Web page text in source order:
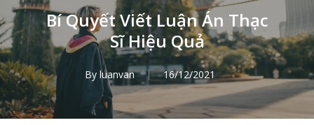
Bí Quyết Viết Luận Án Thạc
Sĩ Hiệu Quả
By luanvan 16/12/2021